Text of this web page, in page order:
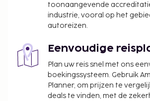
toonaangevende
industrie, vooral op het
autoreizen.
Eenvoudige
Plan uw reis snel met ons
boekingssysteem. Gebruik
Planner, om prijzen te
deals te vinden, met de